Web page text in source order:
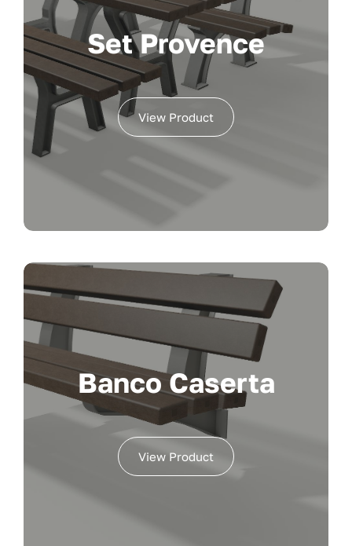
Set Provence
View Product
Banco Caserta
View Product